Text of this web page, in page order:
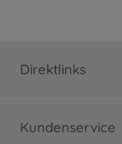
Direktlinks
Kundenservice